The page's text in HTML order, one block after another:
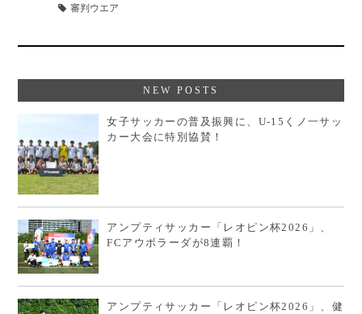
審判ウエア
NEW POSTS
女子サッカーの普及振興に、U-15くノ一サッ
カー大会に特別協賛！
アンプティサッカー「レオピン杯2026」、
FCアウボラーダが8連覇！
アンプティサッカー「レオピン杯2026」、健